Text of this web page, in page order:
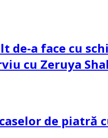
de-a face cu
cu Zeruya
de piatră